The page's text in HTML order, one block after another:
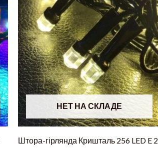
НЕТ НА СКЛАДЕ
Штора-гірлянда Кришталь 256 LED E 2